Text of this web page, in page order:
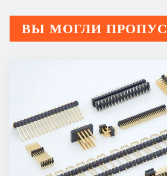
ВЫ МОГЛИ